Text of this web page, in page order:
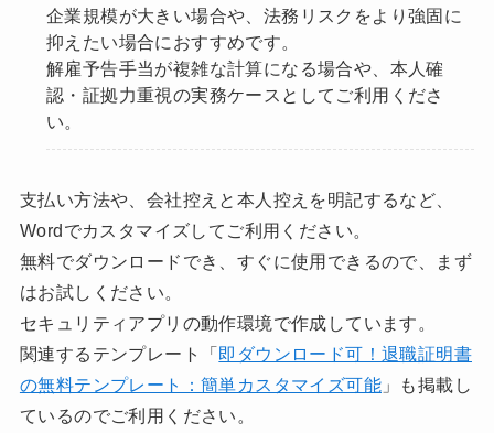
企業規模が大きい場合や、法務リスクをより強固に
抑えたい場合におすすめです。
解雇予告手当が複雑な計算になる場合や、本人確
認・証拠力重視の実務ケースとしてご利用くださ
い。
支払い方法や、会社控えと本人控えを明記するなど、
Wordでカスタマイズしてご利用ください。
無料でダウンロードでき、すぐに使用できるので、まず
はお試しください。
セキュリティアプリの動作環境で作成しています。
関連するテンプレート「 即ダウンロード可！退職証明書
の無料テンプレート：簡単カスタマイズ可能」も掲載し
ているのでご利用ください。